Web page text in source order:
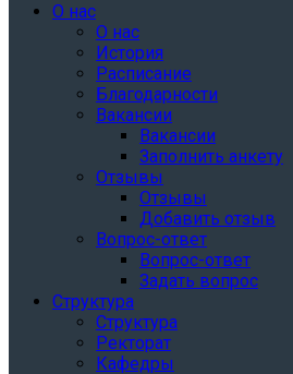
О нас
О нас
История
Расписание
Благодарности
Вакансии
Вакансии
Заполнить анкету
Отзывы
Отзывы
Добавить отзыв
Вопрос-ответ
Вопрос-ответ
Задать вопрос
Структура
Структура
Ректорат
Кафедры